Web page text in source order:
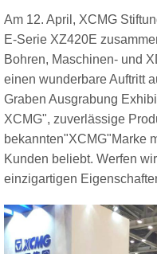
Am 12. April, XCMG
E-Serie XZ420E
Bohren, Maschinen- und
einen wunderbare Auftritt
Graben Ausgrabung
XCMG", zuverlässige
bekannten"XCMG"Marke
Kunden beliebt. Werfen
einzigartigen